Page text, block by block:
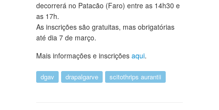
decorrerá no Patacão (Faro) entre as 14h30 e
as 17h.
As inscrições são gratuitas, mas obrigatórias
até dia 7 de março.
Mais informações e inscrições aqui.
dgav drapalgarve scitothrips aurantii